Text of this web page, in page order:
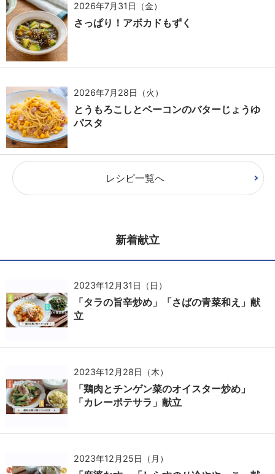
2026年7月31日（金）
さっぱり！アボカドもずく
2026年7月28日（火）
とうもろこしとベーコンのバターじょうゆ
パスタ
レシピ一覧へ
新着献立
2023年12月31日（日）
「タラの旨辛炒め」「さばの青菜和え」献
立
2023年12月28日（木）
「鶏肉とチンゲン菜のオイスター炒め」
「カレーポテサラ」献立
2023年12月25日（月）